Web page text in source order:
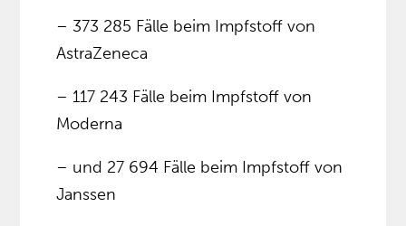
– 373 285 Fälle beim Impfstoff von
AstraZeneca
– 117 243 Fälle beim Impfstoff von
Moderna
– und 27 694 Fälle beim Impfstoff von
Janssen